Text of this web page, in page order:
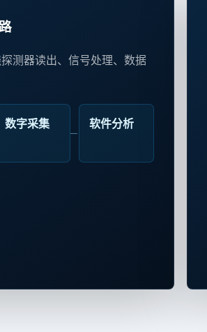
测器读出、信号处理、数据
数字采集 软件分析